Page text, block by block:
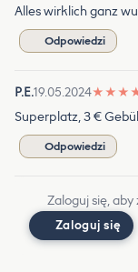
Alles wirklich ganz
Odpowiedzi
P.E.19.05.2024★ ★ ★
Superplatz, 3 €
Odpowiedzi
Zaloguj się,
Zaloguj się